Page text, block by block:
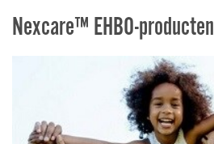
Nexcare™ EHBO-producten